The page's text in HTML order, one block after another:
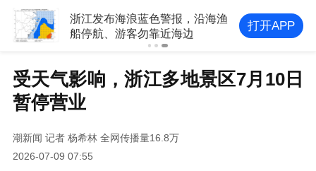
浙江发布海浪蓝色警报，沿海渔
船停航、游客勿靠近海边
打开APP
受天气影响，浙江多地景区7月10日
暂停营业
潮新闻 记者 杨希林 全网传播量16.8万
2026-07-09 07:55